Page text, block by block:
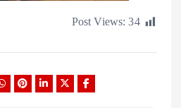
Post Views: